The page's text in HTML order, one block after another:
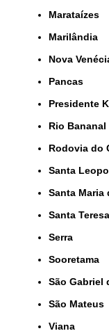
Marataízes
Marilândia
Nova
Pancas
Presidente
Rio Bananal
Rodovia
Santa
Santa
Santa Teresa
Serra
Sooretama
São Gabriel
São Mateus
Viana